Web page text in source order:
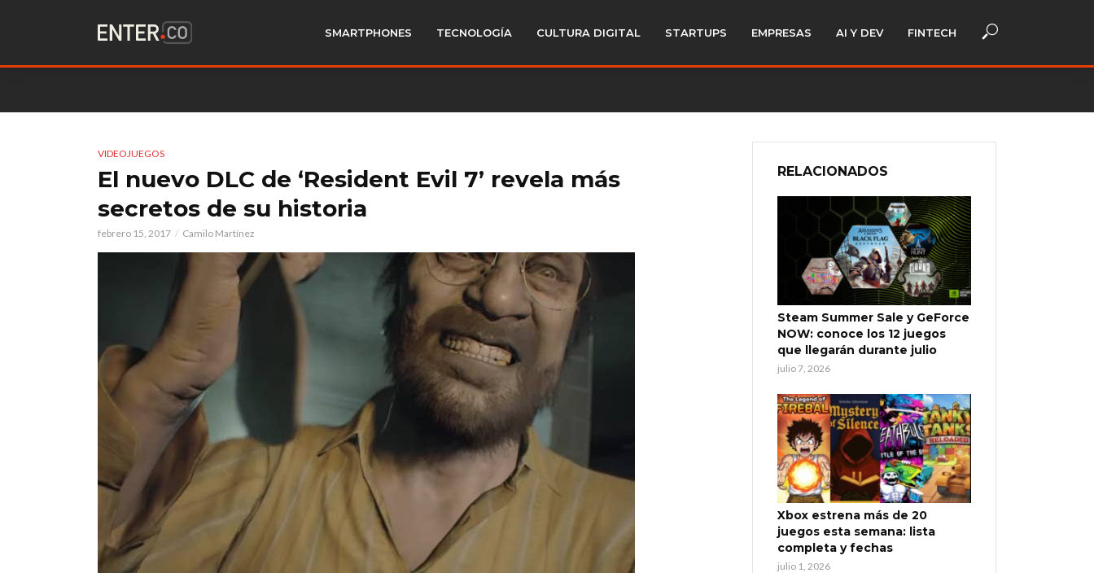
SMARTPHONES TECNOLOGÍA CULTURA DIGITAL STARTUPS EMPRESAS AI Y DEV FINTECH
VIDEOJUEGOS
El nuevo DLC de ‘Resident Evil 7’ revela más
secretos de su historia
febrero 15, 2017 Camilo Martínez
RELACIONADOS
Steam Summer Sale y GeForce
NOW: conoce los 12 juegos
que llegarán durante julio
julio 7, 2026
Xbox estrena más de 20
juegos esta semana: lista
completa y fechas
julio 1, 2026